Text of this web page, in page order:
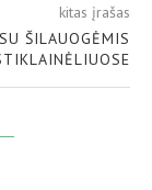
kitas įrašas
ŠILAUOGĖMIS